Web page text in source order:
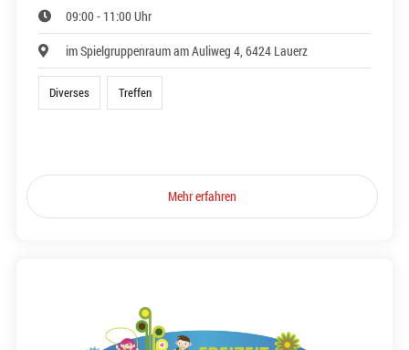
09:00 - 11:00 Uhr
im Spielgruppenraum am Auliweg 4, 6424 Lauerz
Diverses Treffen
Mehr erfahren